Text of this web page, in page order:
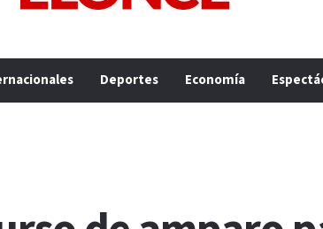
Deportes Economía